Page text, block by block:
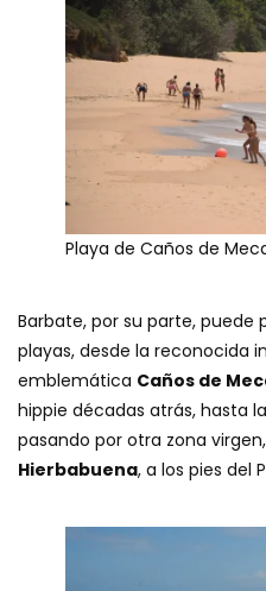
Playa de Caños de
Barbate, por su parte, puede
playas, desde la reconocida
emblemática Caños de
hippie décadas atrás, hasta
pasando por otra zona
Hierbabuena, a los pies del